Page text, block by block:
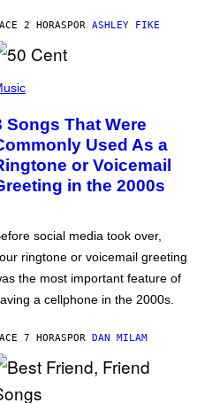
2 HORASPOR ASHLEY FIKE
Songs That Were
Used As a
or Voicemail
in the 2000s
social media took over,
ringtone or voicemail greeting
the most important feature of
a cellphone in the 2000s.
7 HORASPOR DAN MILAM